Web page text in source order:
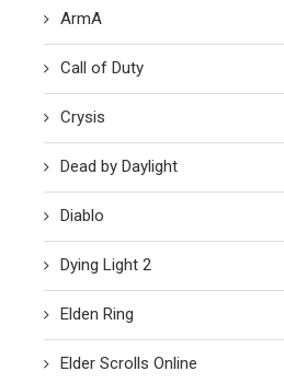
ArmA
Call of Duty
Crysis
Dead by Daylight
Diablo
Dying Light 2
Elden Ring
Elder Scrolls Online